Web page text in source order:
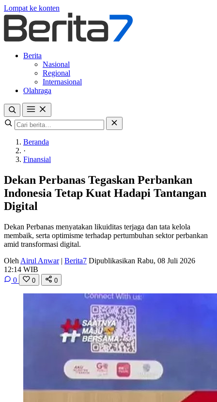
Lompat ke konten
Berita
Nasional
Regional
Internasional
Olahraga
Beranda
·
Finansial
Dekan Perbanas Tegaskan Perbankan
Indonesia Tetap Kuat Hadapi Tantangan
Digital
Dekan Perbanas menyatakan likuiditas terjaga dan tata kelola
membaik, serta optimisme terhadap pertumbuhan sektor perbankan
amid transformasi digital.
Oleh Airul Anwar | Berita7 Dipublikasikan Rabu, 08 Juli 2026
12:14 WIB
0
0 0